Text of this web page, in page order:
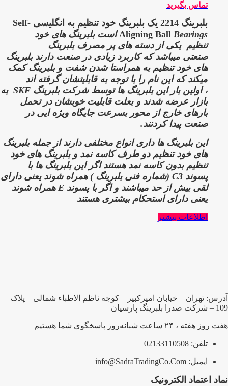
تماس بگیرید
بلبرینگ 2214 یک بلبرینگ خود تنظیم به انگلیسی Self-
Aligning BallBearings است بلبرینگ های خود
تنظیم یکی از دسته های پر مصرف بلبرینگ
صنعتی میباشد که کاربرد زیادی در صنعت دارندبلبرینگ
های خود تنظیم به همراستا شدن شفت و بلبرینگ کمک
میکند که این نام را با توجه به قابلیتشان گرفته اند
،اولین بار این بلبرینگ ها توسط شرکت بلبرینگ SKF
به
بازار عرضه شدند و بعلت قابلیت خوبشان در تحمل
بارهای خارج از محور بسرعت جایگاه ویژه ایی در
صنعت پیدا کردنند.
این بلبرینگ ها داری انواع مختلفی دارند از جمله بلبرینگ
های خود تنظیم دو طرف کاسه نمد و بلبرینگ های خود
تنظیم بدون کاسه نمد هستند اگر این بلبرینگ ها با
پسوند C3 (شماره فنی بلبرینگ )
همراه شوند یعنی دارای
لقی بیش از حد میباشند و اگر با پسوند E همراه شوند
یعنی دارای استحکام بیشتری هستند
اطلاعات بیشتر
آدرس: تهران – خیابان امیرکبیر – کوجه ناظم الاطباء شمالی – پلاک
109 – شرکت صدرا بلبرینگ پارسیان
هفت روز هفته ، ۲۴ ساعت شبانه‌روز پاسخگوی شما هستیم
تلفن: 02133110508
ایمیل: info@SadraTradingCo.Com
نماد اعتماد الکترونیک